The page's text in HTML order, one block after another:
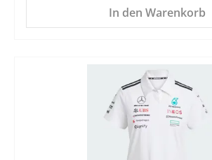
In den Warenkorb